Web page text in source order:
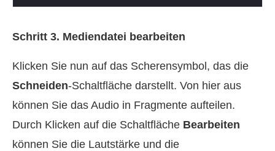
Schritt 3. Mediendatei bearbeiten
Klicken Sie nun auf das Scherensymbol, das die
Schneiden-Schaltfläche darstellt. Von hier aus
können Sie das Audio in Fragmente aufteilen.
Durch Klicken auf die Schaltfläche Bearbeiten
können Sie die Lautstärke und die